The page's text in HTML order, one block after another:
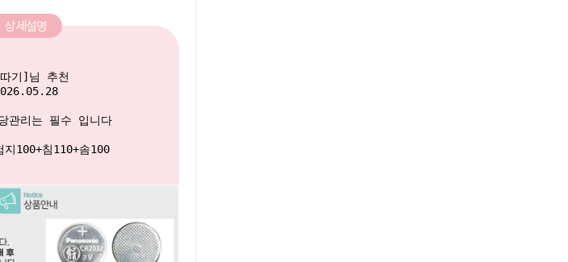
상세설명
기]님 추천
관리는 필수 입니다
지100+침110+솜100